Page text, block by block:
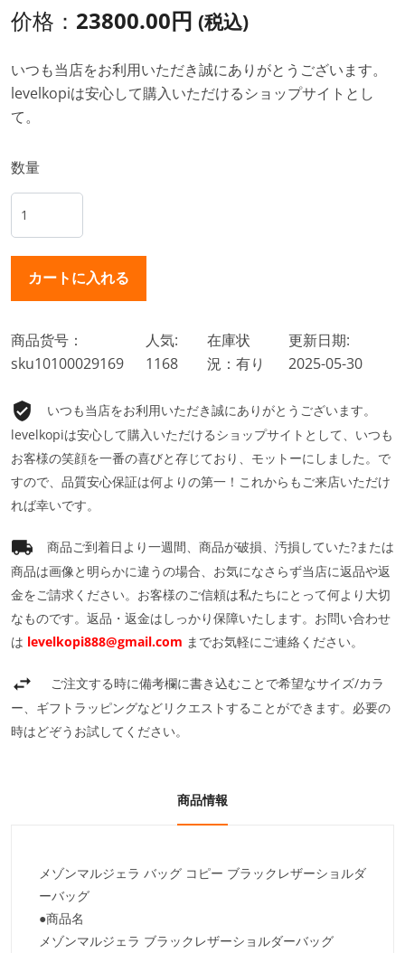
价格： 23800.00円 (税込)
いつも当店をお利用いただき誠にありがとうございます。
levelkopiは安心して購入いただけるショップサイトとし
て。
数量
商品货号：
sku10100029169
人気:
1168
在庫状
況：有り
更新日期:
2025-05-30
いつも当店をお利用いただき誠にありがとうございます。
levelkopiは安心して購入いただけるショップサイトとして、いつも
お客様の笑顔を一番の喜びと存じており、モットーにしました。で
すので、品質安心保証は何よりの第一！これからもご来店いただけ
れば幸いです。
商品ご到着日より一週間、商品が破損、汚損していた?または
商品は画像と明らかに違うの場合、お気になさらず当店に返品や返
金をご請求ください。お客様のご信頼は私たちにとって何より大切
なものです。返品・返金はしっかり保障いたします。お問い合わせ
は levelkopi888@gmail.com までお気軽にご連絡ください。
ご注文する時に備考欄に書き込むことで希望なサイズ/カラ
ー、ギフトラッピングなどリクエストすることができます。必要の
時はどぞうお試してください。
商品情報
メゾンマルジェラ バッグ コピー ブラックレザーショルダ
ーバッグ
●商品名
メゾンマルジェラ ブラックレザーショルダーバッグ